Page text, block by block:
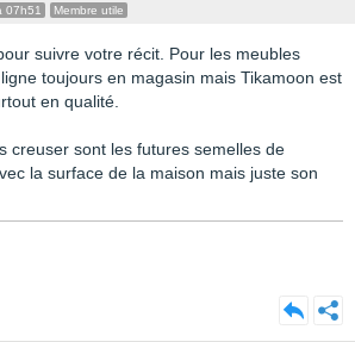
07h51 Membre utile
suivre votre récit. Pour les meubles
toujours en magasin mais Tikamoon est
en qualité.
creuser sont les futures semelles de
la surface de la maison mais juste son